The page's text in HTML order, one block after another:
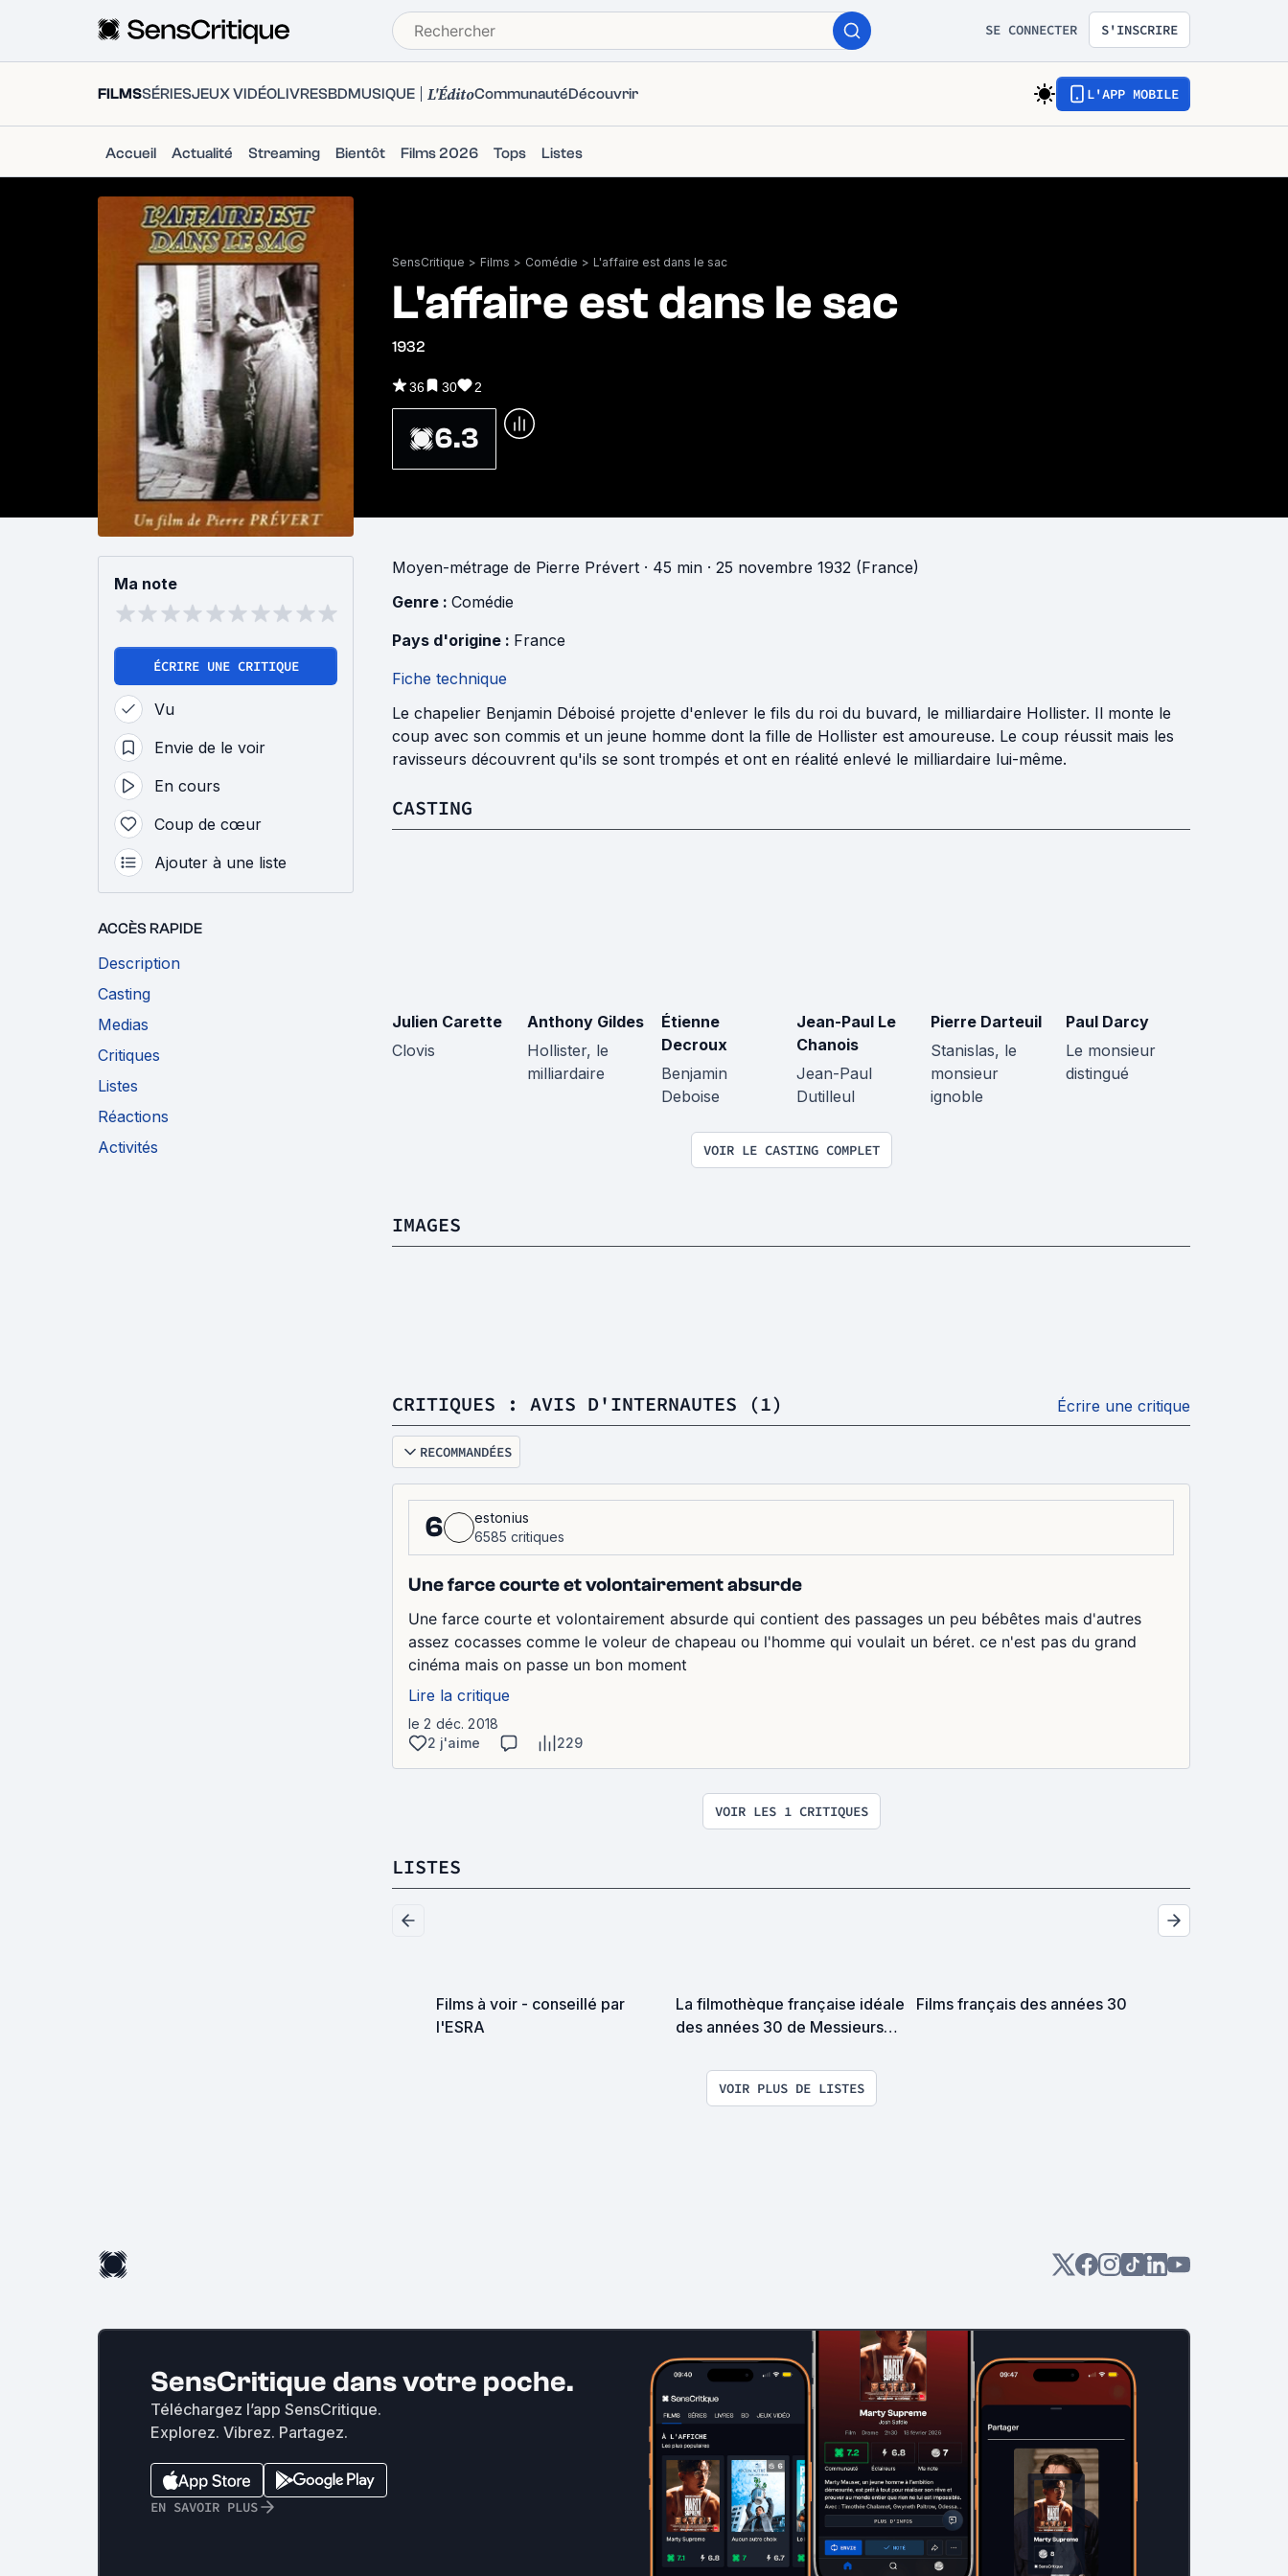
SE CONNECTER S'INSCRIRE
FILMSSÉRIESJEUX VIDÉOLIVRESBDMUSIQUE L'ÉditoCommunautéDécouvrir L'APP MOBILE
Accueil Actualité Streaming Bientôt Films 2026 Tops Listes
SensCritique > Films > Comédie > L'affaire est dans le sac
L'affaire est dans le sac
1932
36 30 2
6.3
Ma note
ÉCRIRE UNE CRITIQUE
Vu
Envie de le voir
En cours
Coup de cœur
Ajouter à une liste
ACCÈS RAPIDE
Description
Casting
Medias
Critiques
Listes
Réactions
Activités
Moyen-métrage de Pierre Prévert · 45 min · 25 novembre 1932 (France)
Genre : Comédie
Pays d'origine : France
Fiche technique
Le chapelier Benjamin Déboisé projette d'enlever le fils du roi du buvard, le milliardaire Hollister. Il monte le
coup avec son commis et un jeune homme dont la fille de Hollister est amoureuse. Le coup réussit mais les
ravisseurs découvrent qu'ils se sont trompés et ont en réalité enlevé le milliardaire lui-même.
CASTING
Julien Carette
Clovis
Anthony Gildes
Hollister, le
milliardaire
Étienne
Decroux
Benjamin
Deboise
Jean-Paul Le
Chanois
Jean-Paul
Dutilleul
Pierre Darteuil
Stanislas, le
monsieur
ignoble
Paul Darcy
Le monsieur
distingué
VOIR LE CASTING COMPLET
IMAGES
CRITIQUES : AVIS D'INTERNAUTES (1) Écrire une critique
RECOMMANDÉES
6
estonius
6585 critiques
Une farce courte et volontairement absurde
Une farce courte et volontairement absurde qui contient des passages un peu bébêtes mais d'autres
assez cocasses comme le voleur de chapeau ou l'homme qui voulait un béret. ce n'est pas du grand
cinéma mais on passe un bon moment
Lire la critique
le 2 déc. 2018
2 j'aime
229
VOIR LES 1 CRITIQUES
LISTES
Films à voir - conseillé par
l'ESRA
La filmothèque française idéale
des années 30 de Messieurs
Zorgniotti : encore de belles
découvertes en perspective!
Films français des années 30
VOIR PLUS DE LISTES
SensCritique dans votre poche.
Téléchargez l’app SensCritique.
Explorez. Vibrez. Partagez.
EN SAVOIR PLUS